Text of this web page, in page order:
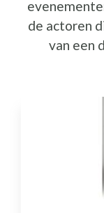
de actoren
van een